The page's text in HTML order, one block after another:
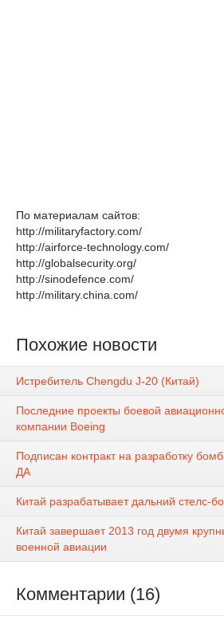
По материалам сайтов:
http://militaryfactory.com/
http://airforce-technology.com/
http://globalsecurity.org/
http://sinodefence.com/
http://military.china.com/
Похожие новости
Истребитель Chengdu J-20 (Китай)
Последние проекты боевой
компании Boeing
Подписан контракт на разработку
ДА
Китай разрабатывает дальний стелс-
Китай завершает 2013 год двумя
военной авиации
Комментарии (16)